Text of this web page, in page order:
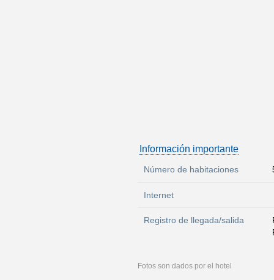
Información importante
Número de habitaciones
Internet
Registro de llegada/salida
Fotos son dados por el hotel